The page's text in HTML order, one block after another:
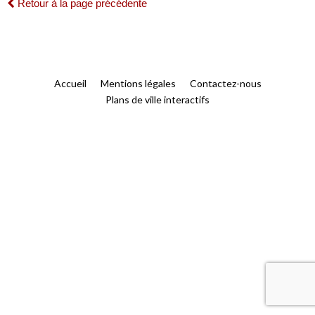
Retour à la page précédente
Accueil Mentions légales
Contactez-nous
Plans de ville interactifs